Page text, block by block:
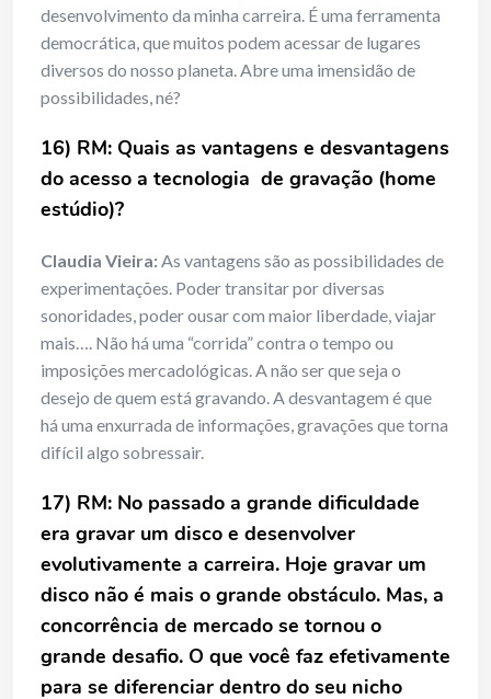
desenvolvimento da minha carreira. É uma ferramenta
democrática, que muitos podem acessar de lugares
diversos do nosso planeta. Abre uma imensidão de
possibilidades, né?
16) RM: Quais as vantagens e desvantagens
do acesso a tecnologia de gravação (home
estúdio)?
Claudia Vieira:As vantagens são as possibilidades de
experimentações. Poder transitar por diversas
sonoridades, poder ousar com maior liberdade, viajar
mais…. Não há uma “corrida” contra o tempo ou
imposições mercadológicas. A não ser que seja o
desejo de quem está gravando. A desvantagem é que
há uma enxurrada de informações, gravações que torna
difícil algo sobressair.
17) RM: No passado a grande dificuldade
era gravar um disco e desenvolver
evolutivamente a carreira. Hoje gravar um
disco não é mais o grande obstáculo. Mas, a
concorrência de mercado se tornou o
grande desafio. O que você faz efetivamente
para se diferenciar dentro do seu nicho